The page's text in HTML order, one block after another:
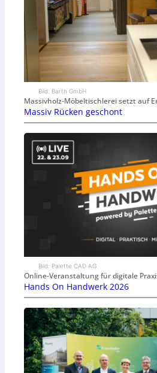
Bild: Barth GmbH
Massivholz-Möbeltischlerei setzt auf
Massiv Rücken geschont
Bild: Palette CAD AG
Online-Veranstaltung für digitale
Hands On Handwerk 2026